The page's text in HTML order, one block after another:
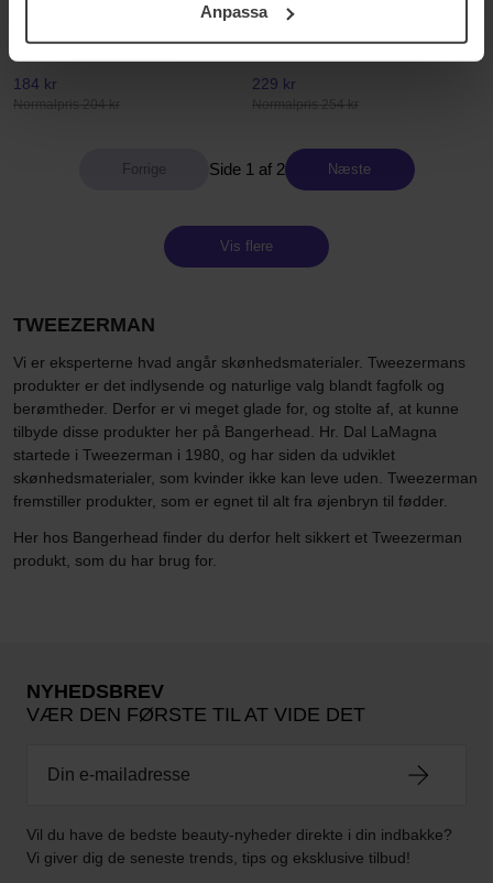
samt vår Integritetspolicy.Anpassa
184 kr
Normalpris 204 kr
Tweezerman
229 kr
Normalpris 254 kr
Side 1 af 2 Næste
Vis flere
TWEEZERMAN
Vi er eksperterne hvad angår skønhedsmaterialer. Tweezermans
produkter er det indlysende og naturlige valg blandt fagfolk og
berømtheder. Derfor er vi meget glade for, og stolte af, at kunne
tilbyde disse produkter her på Bangerhead. Hr. Dal LaMagna
startede i Tweezerman i 1980, og har siden da udviklet
skønhedsmaterialer, som kvinder ikke kan leve uden. Tweezerman
fremstiller produkter, som er egnet til alt fra øjenbryn til fødder.
Her hos Bangerhead finder du derfor helt sikkert et Tweezerman
produkt, som du har brug for.
NYHEDSBREV
VÆR DEN FØRSTE TIL AT VIDE DET
Vil du have de bedste beauty-nyheder direkte i din indbakke?
Vi giver dig de seneste trends, tips og eksklusive tilbud!